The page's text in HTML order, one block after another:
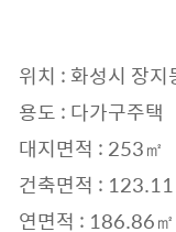
위치 : 화성시 장지
용도 : 다가구주택
대지면적 : 253㎡
건축면적 :
연면적 : 186.86㎡